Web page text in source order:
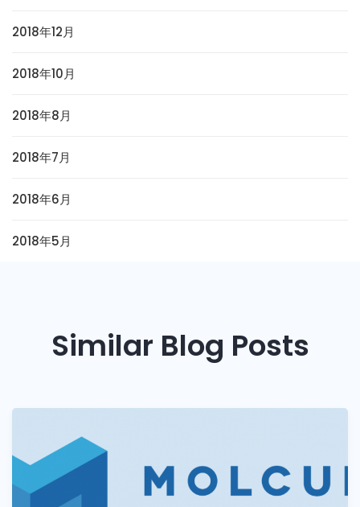
2018年12月
2018年10月
2018年8月
2018年7月
2018年6月
2018年5月
Similar Blog Posts